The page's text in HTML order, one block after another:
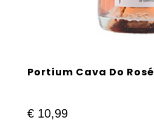
Portium Cava Do Rosé
€10,99